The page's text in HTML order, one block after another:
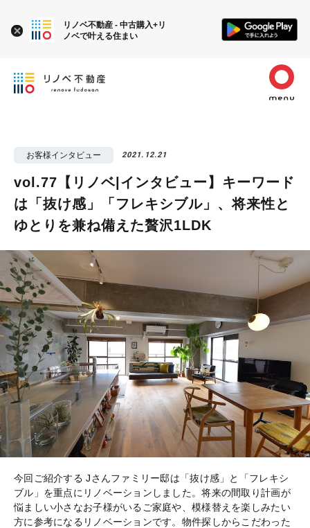
お客様インタビュー 2021.12.21
vol.77【リノベ|インタビュー】キーワード
は「抜け感」「フレキシブル」、将来性と
ゆとりを兼ね備えた贅沢1LDK
今回ご紹介する Jさんファミリー邸は「抜け感」と「フレキシ
ブル」を重点にリノベーションしました。将来の間取り計画が
悩ましい小さなお子様がいるご家庭や、模様替えを楽しみたい
方に参考になるリノベーションです。物件探しからこだわった
リノベ不動産 - 中古購入+リ
ノベで叶える住まい